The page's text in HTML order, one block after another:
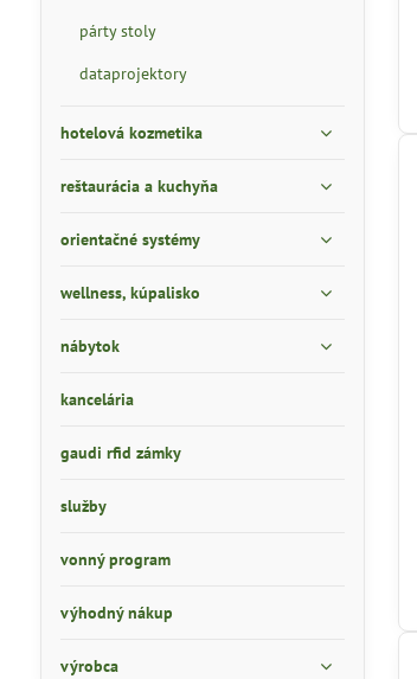
párty stoly
dataprojektory
hotelová kozmetika
reštaurácia a kuchyňa
orientačné systémy
wellness, kúpalisko
nábytok
kancelária
gaudi rfid zámky
služby
vonný program
výhodný nákup
výrobca